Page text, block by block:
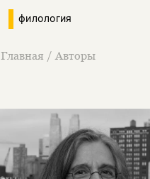
филология
Главная / Авторы